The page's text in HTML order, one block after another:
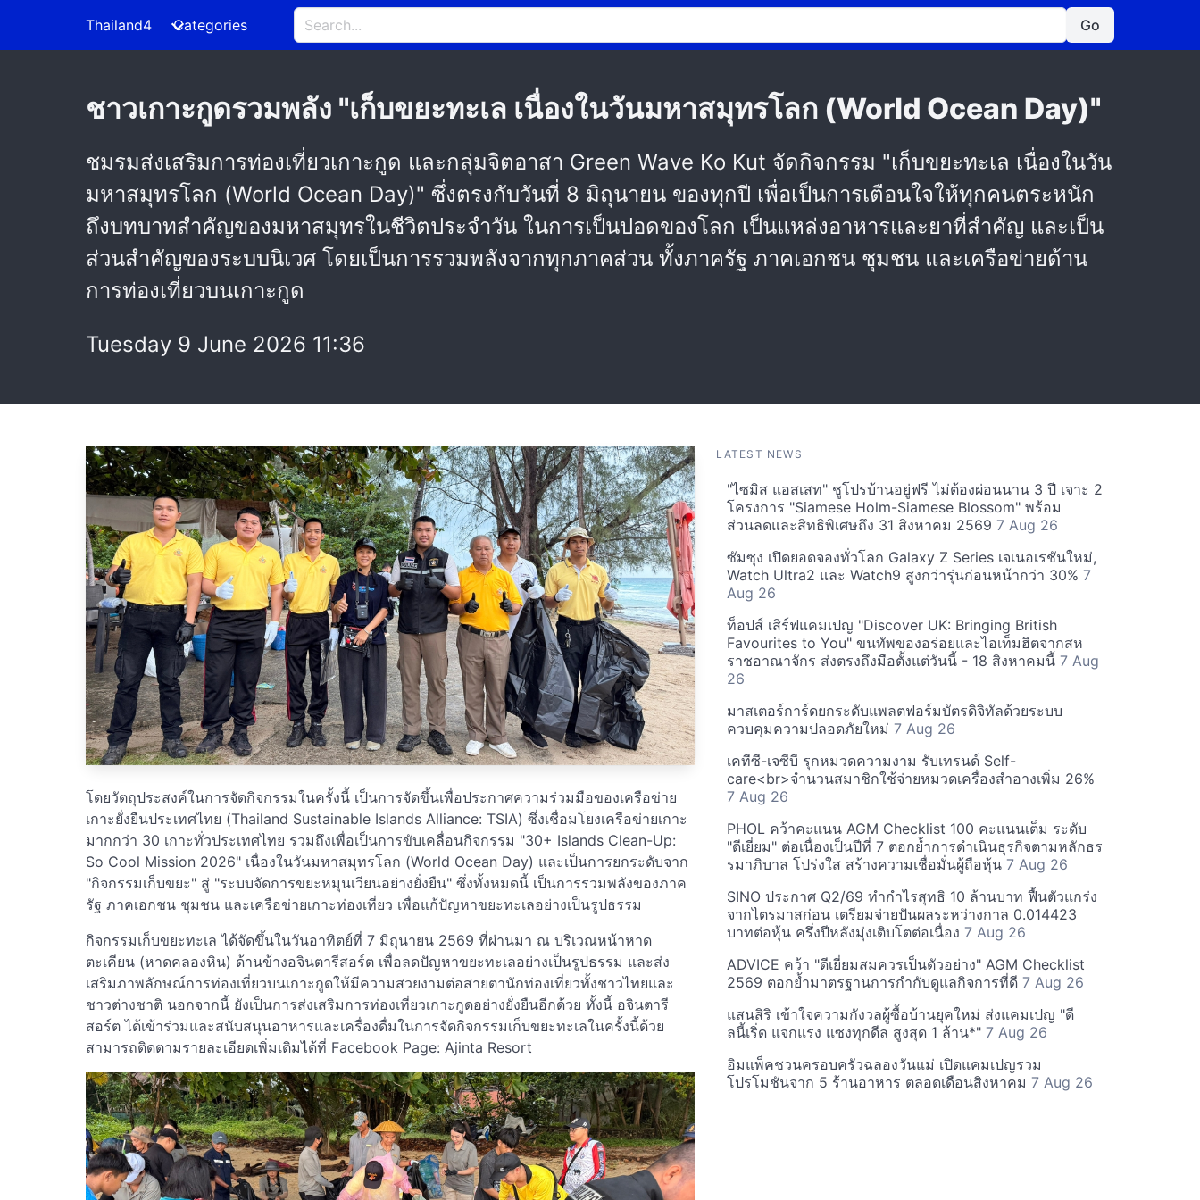
Thailand4 Categories Go
ชาวเกาะกูดรวมพลัง "เก็บขยะทะเล เนื่องในวันมหาสมุทรโลก (World Ocean Day)"
ชมรมส่งเสริมการท่องเที่ยวเกาะกูด และกลุ่มจิตอาสา Green Wave Ko Kut จัดกิจกรรม "เก็บขยะทะเล เนื่องในวัน
มหาสมุทรโลก (World Ocean Day)" ซึ่งตรงกับวันที่ 8 มิถุนายน ของทุกปี เพื่อเป็นการเตือนใจให้ทุกคนตระหนัก
ถึงบทบาทสำคัญของมหาสมุทรในชีวิตประจำวัน ในการเป็นปอดของโลก เป็นแหล่งอาหารและยาที่สำคัญ และเป็น
ส่วนสำคัญของระบบนิเวศ โดยเป็นการรวมพลังจากทุกภาคส่วน ทั้งภาครัฐ ภาคเอกชน ชุมชน และเครือข่ายด้าน
การท่องเที่ยวบนเกาะกูด
Tuesday 9 June 2026 11:36
โดยวัตถุประสงค์ในการจัดกิจกรรมในครั้งนี้ เป็นการจัดขึ้นเพื่อประกาศความร่วมมือของเครือข่าย
เกาะยั่งยืนประเทศไทย (Thailand Sustainable Islands Alliance: TSIA) ซึ่งเชื่อมโยงเครือข่ายเกาะ
มากกว่า 30 เกาะทั่วประเทศไทย รวมถึงเพื่อเป็นการขับเคลื่อนกิจกรรม "30+ Islands Clean-Up:
So Cool Mission 2026" เนื่องในวันมหาสมุทรโลก (World Ocean Day) และเป็นการยกระดับจาก
"กิจกรรมเก็บขยะ" สู่ "ระบบจัดการขยะหมุนเวียนอย่างยั่งยืน" ซึ่งทั้งหมดนี้ เป็นการรวมพลังของภาค
รัฐ ภาคเอกชน ชุมชน และเครือข่ายเกาะท่องเที่ยว เพื่อแก้ปัญหาขยะทะเลอย่างเป็นรูปธรรม
กิจกรรมเก็บขยะทะเล ได้จัดขึ้นในวันอาทิตย์ที่ 7 มิถุนายน 2569 ที่ผ่านมา ณ บริเวณหน้าหาด
ตะเคียน (หาดคลองหิน) ด้านข้างอจินตารีสอร์ต เพื่อลดปัญหาขยะทะเลอย่างเป็นรูปธรรม และส่ง
เสริมภาพลักษณ์การท่องเที่ยวบนเกาะกูดให้มีความสวยงามต่อสายตานักท่องเที่ยวทั้งชาวไทยและ
ชาวต่างชาติ นอกจากนี้ ยังเป็นการส่งเสริมการท่องเที่ยวเกาะกูดอย่างยั่งยืนอีกด้วย ทั้งนี้ อจินตารี
สอร์ต ได้เข้าร่วมและสนับสนุนอาหารและเครื่องดื่มในการจัดกิจกรรมเก็บขยะทะเลในครั้งนี้ด้วย
สามารถติดตามรายละเอียดเพิ่มเติมได้ที่ Facebook Page: Ajinta Resort
LATEST NEWS
"ไซมิส แอสเสท" ชูโปรบ้านอยู่ฟรี ไม่ต้องผ่อนนาน 3 ปี เจาะ 2
โครงการ "Siamese Holm-Siamese Blossom" พร้อม
ส่วนลดและสิทธิพิเศษถึง 31 สิงหาคม 2569 7 Aug 26
ซัมซุง เปิดยอดจองทั่วโลก Galaxy Z Series เจเนอเรชันใหม่,
Watch Ultra2 และ Watch9 สูงกว่ารุ่นก่อนหน้ากว่า 30% 7
Aug 26
ท็อปส์ เสิร์ฟแคมเปญ "Discover UK: Bringing British
Favourites to You" ขนทัพของอร่อยและไอเท็มฮิตจากสห
ราชอาณาจักร ส่งตรงถึงมือตั้งแต่วันนี้ - 18 สิงหาคมนี้ 7 Aug
26
มาสเตอร์การ์ดยกระดับแพลตฟอร์มบัตรดิจิทัลด้วยระบบ
ควบคุมความปลอดภัยใหม่ 7 Aug 26
เคทีซี-เจซีบี รุกหมวดความงาม รับเทรนด์ Self-
care<br>จำนวนสมาชิกใช้จ่ายหมวดเครื่องสำอางเพิ่ม 26%
7 Aug 26
PHOL คว้าคะแนน AGM Checklist 100 คะแนนเต็ม ระดับ
"ดีเยี่ยม" ต่อเนื่องเป็นปีที่ 7 ตอกย้ำการดำเนินธุรกิจตามหลักธร
รมาภิบาล โปร่งใส สร้างความเชื่อมั่นผู้ถือหุ้น 7 Aug 26
SINO ประกาศ Q2/69 ทำกำไรสุทธิ 10 ล้านบาท ฟื้นตัวแกร่ง
จากไตรมาสก่อน เตรียมจ่ายปันผลระหว่างกาล 0.014423
บาทต่อหุ้น ครึ่งปีหลังมุ่งเติบโตต่อเนื่อง 7 Aug 26
ADVICE คว้า "ดีเยี่ยมสมควรเป็นตัวอย่าง" AGM Checklist
2569 ตอกย้ำมาตรฐานการกำกับดูแลกิจการที่ดี 7 Aug 26
แสนสิริ เข้าใจความกังวลผู้ซื้อบ้านยุคใหม่ ส่งแคมเปญ "ดี
ลนี้เริ่ด แจกแรง แซงทุกดีล สูงสุด 1 ล้าน*" 7 Aug 26
อิมแพ็คชวนครอบครัวฉลองวันแม่ เปิดแคมเปญรวม
โปรโมชันจาก 5 ร้านอาหาร ตลอดเดือนสิงหาคม 7 Aug 26